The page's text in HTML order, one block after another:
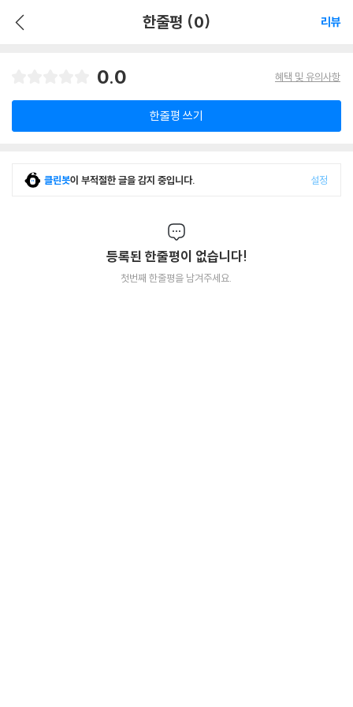
한줄평 (0) 리뷰
0.0 혜택 및 유의사항
한줄평 쓰기
클린봇이 부적절한 글을 감지 중입니다. 설정
등록된 한줄평이 없습니다!
첫번째 한줄평을 남겨주세요.